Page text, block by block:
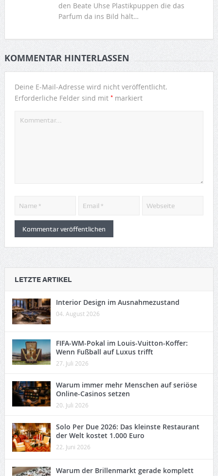
den Beate Uhse Plastikpuppen die das
Parfum da ins Bild hält…
KOMMENTAR HINTERLASSEN
Deine E-Mail-Adresse wird nicht veröffentlicht.
Erforderliche Felder sind mit *markiert
LETZTE ARTIKEL
Interior Design im Ausnahmezustand
04. August 2026
FIFA-WM-Pokal im Louis-Vuitton-Koffer:
Wenn Fußball auf Luxus trifft
27. Juli 2026
Warum immer mehr Menschen auf seriöse
Online-Casinos setzen
20. Juli 2026
Solo Per Due 2026: Das kleinste Restaurant
der Welt kostet 1.000 Euro
22. Juni 2026
Warum der Brillenmarkt gerade komplett